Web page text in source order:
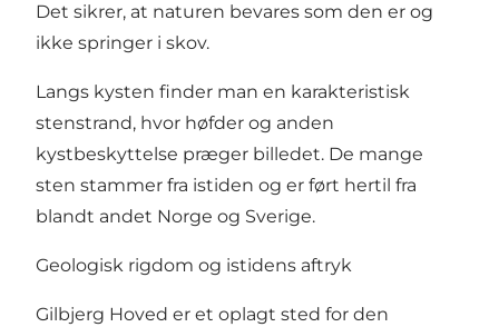
Det sikrer, at naturen bevares som den er og
ikke springer i skov.
Langs kysten finder man en karakteristisk
stenstrand, hvor høfder og anden
kystbeskyttelse præger billedet. De mange
sten stammer fra istiden og er ført hertil fra
blandt andet Norge og Sverige.
Geologisk rigdom og istidens aftryk
Gilbjerg Hoved er et oplagt sted for den